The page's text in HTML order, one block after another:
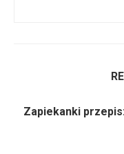
Zapiekanki